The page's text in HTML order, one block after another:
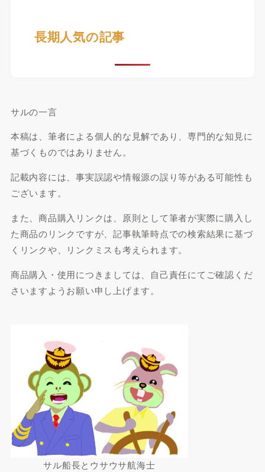
長期人気の記事
サルの一言
本稿は、筆者による個人的な見解であり、専門的な知見に
基づくものではありません。
記載内容には、事実誤認や情報源の誤り等がある可能性も
ございます。
また、商品購入リンクは、原則として筆者が実際に購入し
た商品のリンクですが、記事執筆時点での検索結果に基づ
くリンクや、リンクミスも考えられます。
商品購入・使用につきましては、自己責任にてご確認くだ
さいますようお願い申し上げます。
サル船長とウサウサ航海士